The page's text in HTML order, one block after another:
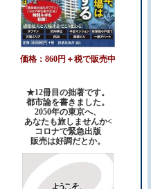
価格：860円＋税で販売中
★12冊目の拙著です。
都市論を書きました。
2050年の東京へ、
あなたも旅しませんか<
コロナで緊急出版
販売は好調だとか。